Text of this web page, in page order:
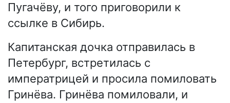
Пугачёву, и того приговорили к
ссылке в Сибирь.
Капитанская дочка отправилась в
Петербург, встретилась с
императрицей и просила помиловать
Гринёва. Гринёва помиловали, и